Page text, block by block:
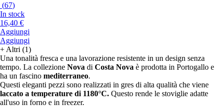
(67)
In stock
16,40 €
Aggiungi
Aggiungi
+ Altri (1)
Una tonalità fresca e una lavorazione resistente in un design senza
tempo. La collezione Nova di Costa Nova è prodotta in Portogallo e
ha un fascino mediterraneo.
Questi eleganti pezzi sono realizzati in gres di alta qualità che viene
laccato a temperature di 1180°C. Questo rende le stoviglie adatte
all'uso in forno e in freezer.